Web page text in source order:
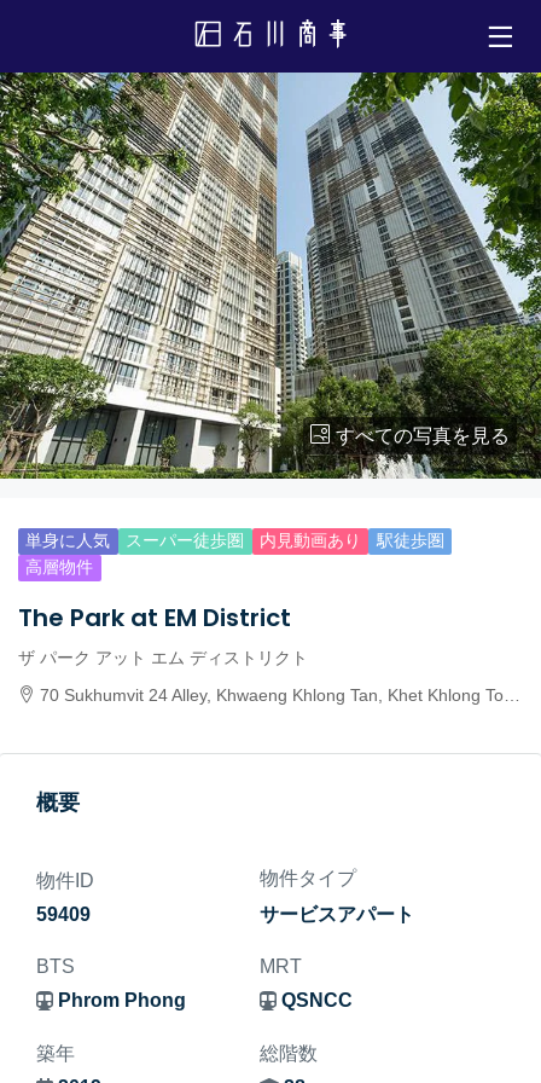
すべての写真を見る
単身に人気 スーパー徒歩圏 内見動画あり
駅徒歩圏
高層物件
The Park at EM District
ザ パーク アット エム ディストリクト
70 Sukhumvit 24 Alley, Khwaeng Khlong Tan, Khet Khlong Toei, Krung Thep Maha Nakhon 10110, Thailand
概要
物件ID
59409
物件タイプ
サービスアパート
BTS
Phrom Phong
MRT
QSNCC
築年
総階数